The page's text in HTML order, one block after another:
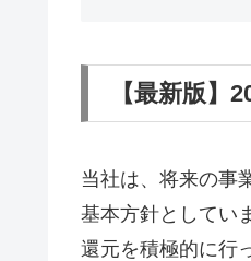
【最新版】
当社は、将来の事
基本方針としてい
還元を積極的に行